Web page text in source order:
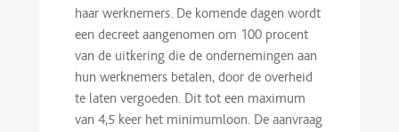
haar werknemers. De komende dagen wordt
een decreet aangenomen om 100 procent
van de uitkering die de ondernemingen aan
hun werknemers betalen, door de overheid
te laten vergoeden. Dit tot een maximum
van 4,5 keer het minimumloon. De aanvraag